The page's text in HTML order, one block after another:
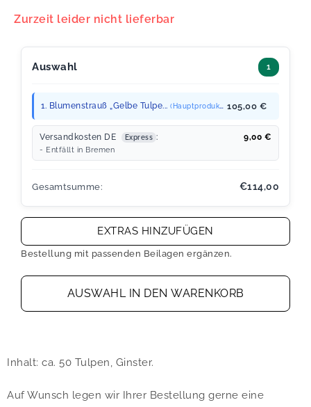
Zurzeit leider nicht lieferbar
Auswahl 1
1. Blumenstrauß „Gelbe Tulpe... (Hauptprodukt) 105,00 €
Versandkosten DE Express : 9,00 €
- Entfällt in Bremen
Gesamtsumme: €114,00
EXTRAS HINZUFÜGEN
Bestellung mit passenden Beilagen ergänzen.
AUSWAHL IN DEN WARENKORB
Inhalt: ca. 50 Tulpen, Ginster.
Auf Wunsch legen wir Ihrer Bestellung gerne eine